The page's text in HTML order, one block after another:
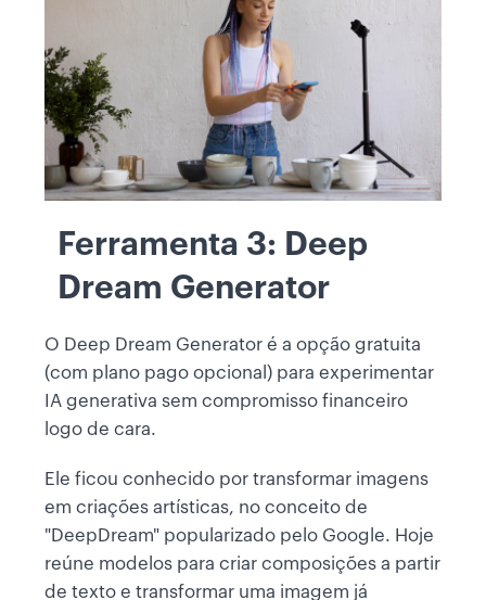
Ferramenta 3: Deep
Dream Generator
O Deep Dream Generator é a opção gratuita
(com plano pago opcional) para experimentar
IA generativa sem compromisso financeiro
logo de cara.
Ele ficou conhecido por transformar imagens
em criações artísticas, no conceito de
"DeepDream" popularizado pelo Google. Hoje
reúne modelos para criar composições a partir
de texto e transformar uma imagem já